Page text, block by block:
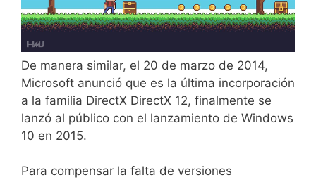
De manera similar, el 20 de marzo de 2014,
Microsoft anunció que es la última incorporación
a la familia DirectX DirectX 12, finalmente se
lanzó al público con el lanzamiento de Windows
10 en 2015.
Para compensar la falta de versiones